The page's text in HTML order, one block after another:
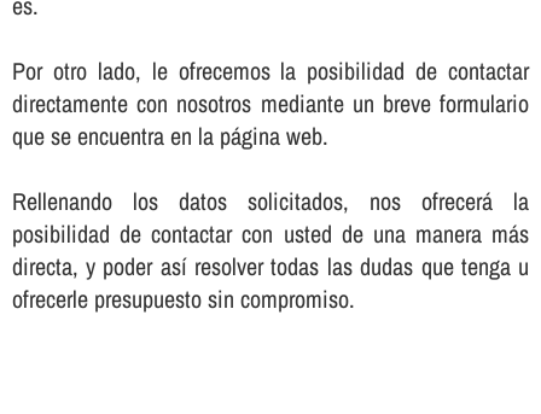
Por otro lado, le ofrecemos la posibilidad de contactar
directamente con nosotros mediante un breve formulario
que se encuentra en la página web.
Rellenando los datos solicitados, nos ofrecerá la
posibilidad de contactar con usted de una manera más
directa, y poder así­ resolver todas las dudas que tenga u
ofrecerle presupuesto sin compromiso.